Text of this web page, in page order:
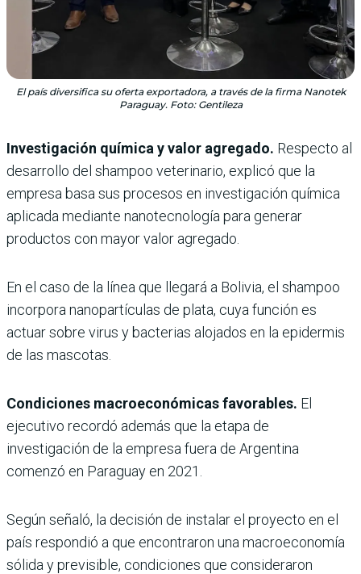
El país diversifica su oferta exportadora, a través de la firma Nanotek
Paraguay. Foto: Gentileza
Investigación química y valor agregado. Respecto al
desarrollo del shampoo veterinario, explicó que la
empresa basa sus procesos en investigación química
aplicada mediante nanotecnología para generar
productos con mayor valor agregado.
En el caso de la línea que llegará a Bolivia, el shampoo
incorpora nanopartículas de plata, cuya función es
actuar sobre virus y bacterias alojados en la epidermis
de las mascotas.
Condiciones macroeconómicas favorables. El
ejecutivo recordó además que la etapa de
investigación de la empresa fuera de Argentina
comenzó en Paraguay en 2021.
Según señaló, la decisión de instalar el proyecto en el
país respondió a que encontraron una macroeconomía
sólida y previsible, condiciones que consideraron